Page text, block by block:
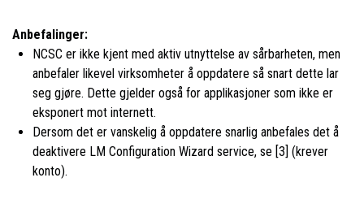
Anbefalinger:
NCSC er ikke kjent med aktiv utnyttelse av sårbarheten, men
anbefaler likevel virksomheter å oppdatere så snart dette lar
seg gjøre. Dette gjelder også for applikasjoner som ikke er
eksponert mot internett.
Dersom det er vanskelig å oppdatere snarlig anbefales det å
deaktivere LM Configuration Wizard service, se [3] (krever
konto).